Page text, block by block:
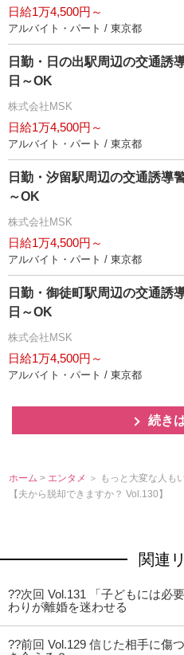
日給1万4,500円～
アルバイト・パート / 東京都
日勤・日の出駅周辺の交通誘
日～OK
株式会社MSK
日給1万4,500円～
アルバイト・パート / 東京都
日勤・汐留駅周辺の交通誘導
～OK
株式会社MSK
日給1万4,500円～
アルバイト・パート / 東京都
日勤・御徒町駅周辺の交通誘
日～OK
株式会社MSK
日給1万4,500円～
アルバイト・パート / 東京都
続き
ホーム > エンタメ ＞ もっと大変な人も
【夫から脱却できますか？ Vol.130】
関連
??次回 Vol.131 「子どもには必
わりが離婚を迷わせる
??前回 Vol.129 信じた相手に傷